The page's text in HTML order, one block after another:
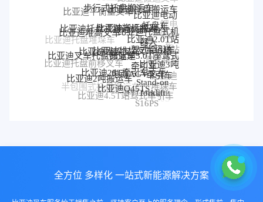
比亚迪平衡重叉车
步行式托盘搬运车
比亚迪托盘搬运车
比亚迪电动
托盘车锂电
搬运
车
比亚迪托盘堆垛车
比亚迪堆高叉车
比亚迪托盘式搬运机器人
比亚迪搬运机器人
比亚迪托盘式机
器人
比亚迪2.0T站
驾式牵引车
比亚迪站
驾式牵引
车
比亚迪托盘前移叉车
比亚迪叉车托盘搬运车
比亚迪堆垛叉车
比亚迪堆垛叉车价格
比亚迪3.0T座驾式
牵引车
比亚迪3吨
牵引车
比亚迪
堆垛车
比亚迪
P30S
比亚迪仓储叉车
半包围式托盘搬运车
比亚迪2吨搬运车
比亚迪25T牵引车
电动AGV叉车
Stand-on
forklift
BYD forklift
S16PS
比亚迪4.5T站驾式牵引车
比亚迪Q45TS
全方位 多样化 一站式新能源解决方案